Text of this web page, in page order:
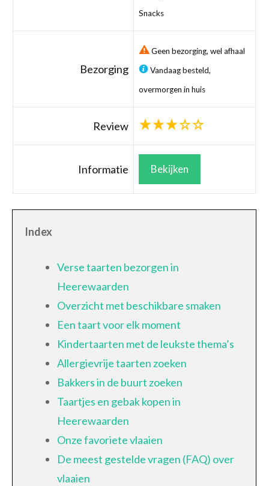
Snacks
Bezorging
Geen bezorging, wel afhaal
Vandaag besteld,
overmorgen in huis
Review
Informatie Bekijken
Index
Verse taarten bezorgen in
Heerewaarden
Overzicht met beschikbare smaken
Een taart voor elk moment
Kindertaarten met de leukste thema’s
Allergievrije taarten zoeken
Bakkers in de buurt zoeken
Taartjes en gebak kopen in
Heerewaarden
Onze favoriete vlaaien
De meest gestelde vragen (FAQ) over
vlaaien